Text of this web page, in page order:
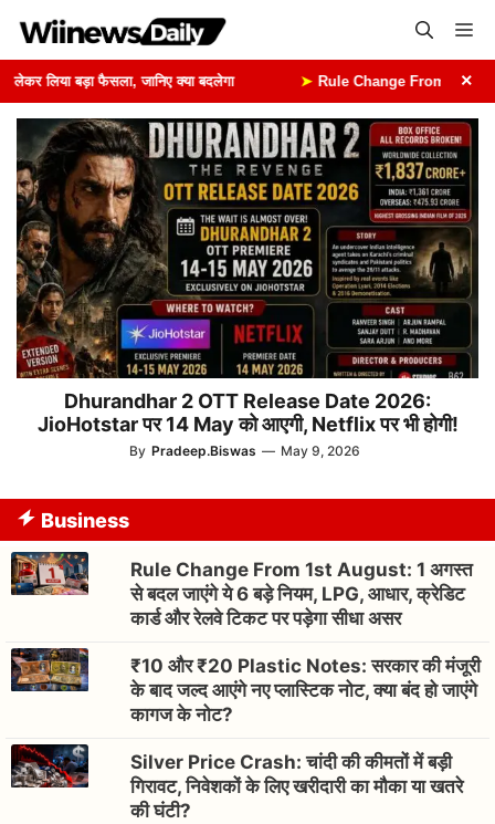
content
लिया बड़ा फैसला, जानिए क्या बदलेगा Rule Change From 1st ×
Dhurandhar 2 OTT Release Date 2026:
JioHotstar पर 14 May को आएगी, Netflix पर भी होगी!
By Pradeep.Biswas — May 9, 2026
Business
Rule Change From 1st August: 1 अगस्त
से बदल जाएंगे ये 6 बड़े नियम, LPG, आधार, क्रेडिट
कार्ड और रेलवे टिकट पर पड़ेगा सीधा असर
₹10 और ₹20 Plastic Notes: सरकार की मंजूरी
के बाद जल्द आएंगे नए प्लास्टिक नोट, क्या बंद हो जाएंगे
कागज के नोट?
Silver Price Crash: चांदी की कीमतों में बड़ी
गिरावट, निवेशकों के लिए खरीदारी का मौका या खतरे
की घंटी?